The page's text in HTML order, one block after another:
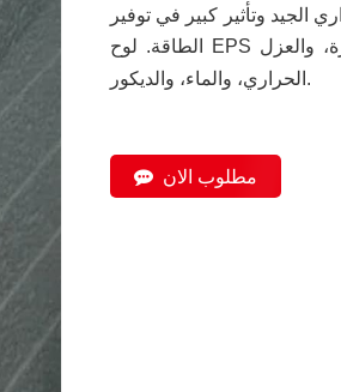
الجيد وتأثير كبير في توفير
الطاقة. لوح EPS عبارة عن مادة عازلة للحرارة ذات خصائص الحفاظ على الحرارة، والعزل
الحراري، والماء، والديكور.
مطلوب الان